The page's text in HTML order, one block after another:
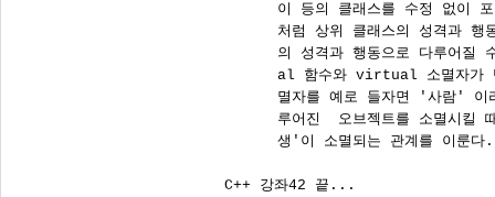
이 등의 클래스를 수정 없이
처럼 상위 클래스의 성격과 행
의 성격과 행동으로 다루어질
al 함수와 virtual 소멸자가
멸자를 예로 들자면 '사람' 이
루어진  오브젝트를 소멸시킬
      생'이 소멸되는 관계를 이룬다.
C++ 강좌42 끝...